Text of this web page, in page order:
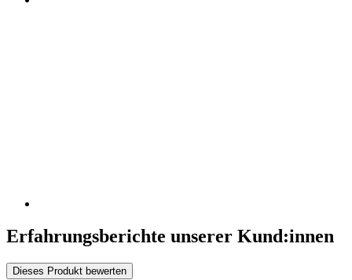
Erfahrungsberichte unserer Kund:innen
Dieses Produkt bewerten